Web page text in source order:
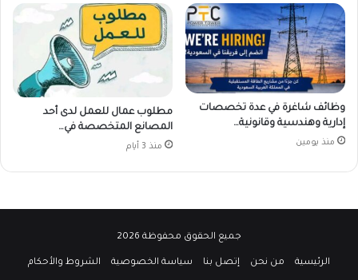
وظائف شاغرة في عدة تخصصات
إدارية وهندسية وقانونية…
منذ يومين
مطلوب عمال للعمل لدى أحد
المصانع المتخصصة في…
منذ 3 أيام
جميع الحقوق محفوظة 2026
الرئيسية من نحن إتصل بنا سياسة الخصوصية الشروط والأحكام